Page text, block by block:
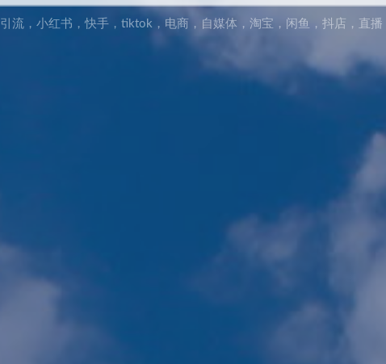
引流 ， 小红书 ， 快手 ， tiktok ， 电商 ， 自媒体 ， 淘宝 ， 闲鱼 ， 抖店 ， 直播